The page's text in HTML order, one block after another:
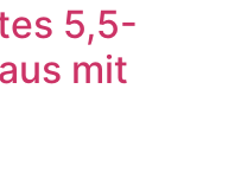
5,5-
mit